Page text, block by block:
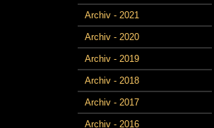
Archiv - 2021
Archiv - 2020
Archiv - 2019
Archiv - 2018
Archiv - 2017
Archiv - 2016